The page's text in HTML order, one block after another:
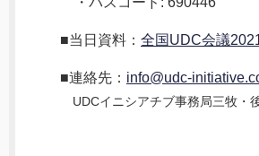
■当日資料： 全国UDC会議
■連絡先： info@udc-
UDCイニシアチブ事務局三牧・